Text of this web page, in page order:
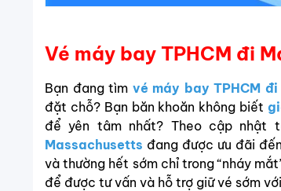
Vé máy bay TPHCM đi
Bạn đang tìm vé máy bay TPHCM
đặt chỗ? Bạn băn khoăn không biết
để yên tâm nhất? Theo cập nhật
Massachusetts đang được ưu đãi
và thường hết sớm chỉ trong “nháy
để được tư vấn và hỗ trợ giữ vé sớm